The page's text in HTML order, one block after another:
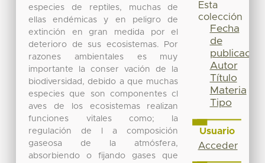
especies de reptiles, muchas de
ellas endémicas y en peligro de
extinción en gran medida por el
deterioro de sus ecosistemas. Por
razones ambientales es muy
importante la conser vación de la
biodiversidad, debido a que muchas
especies que son componentes cl
aves de los ecosistemas realizan
funciones vitales como; la
regulación de l a composición
gaseosa de la atmósfera,
absorbiendo o fijando gases que
Esta
colección
Fecha
de
publicación
Autor
Título
Materia
Tipo
Usuario
Acceder